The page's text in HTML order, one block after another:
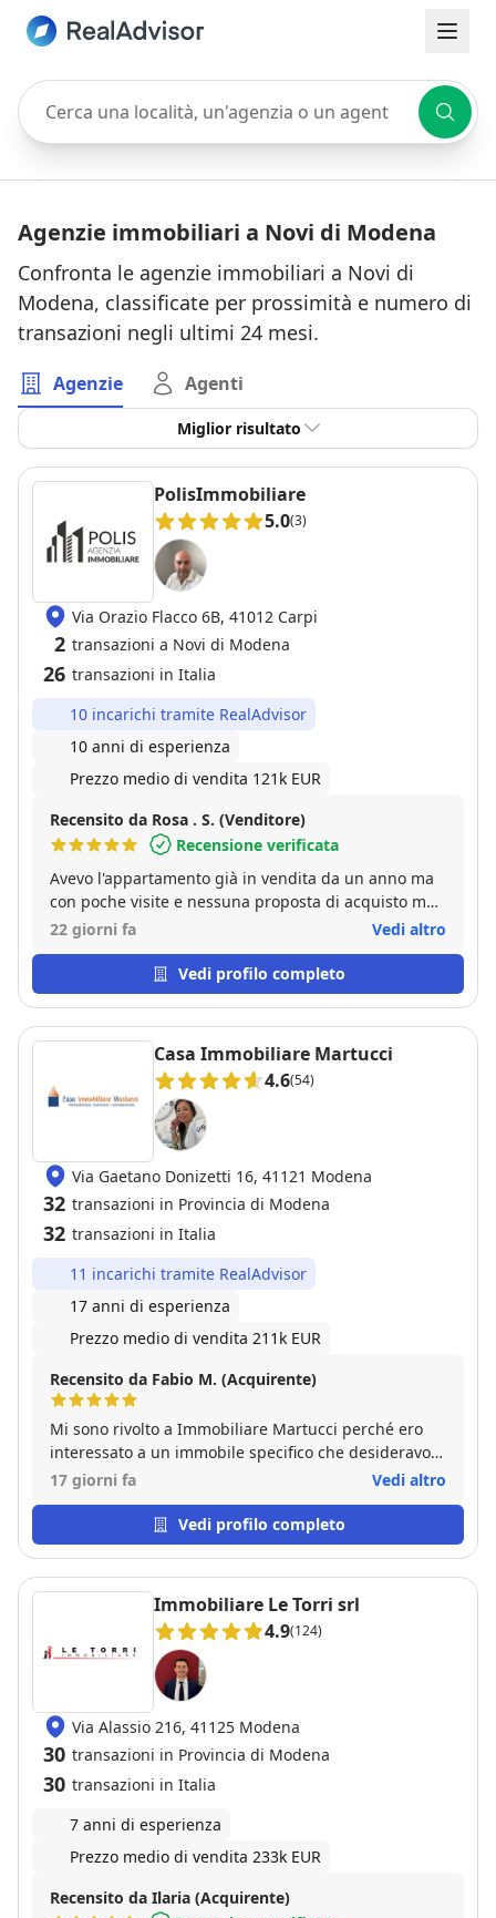
Cerca una località, un'agenzia o un agente
Agenzie immobiliari a Novi di Modena
Confronta le agenzie immobiliari a Novi di
Modena, classificate per prossimità e numero di
transazioni negli ultimi 24 mesi.
Agenzie Agenti
Miglior risultato
PolisImmobiliare
5.0(3)
Via Orazio Flacco 6B, 41012 Carpi
2 transazioni a Novi di Modena
26 transazioni in Italia
10 incarichi tramite RealAdvisor
10 anni di esperienza
Prezzo medio di vendita 121k EUR
Recensito da Rosa . S. (Venditore)
Recensione verificata
Avevo l'appartamento già in vendita da un anno ma
con poche visite e nessuna proposta di acquisto ma
avevo esigenza di vendere in tempi brevi. Poi tramite
Cristiano di Polis Immobiliare che mi ha fatto una
valutazione della casa e gli ho dato l'incarico di
venduto l'appartamento al prezzo giusto. Tra l'altro
ha seguito tutte le fasi della vendita e del mutuo
degli acquirenti fino al rogito sempre in modo
professionale. Mi sono travata davvero molto bene
con Cristiano perciò lo consiglio molto volentieri a
chi ha necessità di vendere casa. Grazie di tutto.
Rosa.
22 giorni fa Vedi altro
Vedi profilo completo
Casa Immobiliare Martucci
4.6(54)
Via Gaetano Donizetti 16, 41121 Modena
32 transazioni in Provincia di Modena
32 transazioni in Italia
11 incarichi tramite RealAdvisor
17 anni di esperienza
Prezzo medio di vendita 211k EUR
Recensito da Fabio M. (Acquirente)
Mi sono rivolto a Immobiliare Martucci perché ero
interessato a un immobile specifico che desideravo
acquistare. Il Sig. Giovanni fin dal primo momento si
gestito la trattativa con massima trasparenza, ha
chiarito ogni mio dubbio sulla documentazione e mi
intoppo. Un servizio impeccabile
17 giorni fa Vedi altro
Vedi profilo completo
Immobiliare Le Torri srl
4.9(124)
Via Alassio 216, 41125 Modena
30 transazioni in Provincia di Modena
30 transazioni in Italia
7 anni di esperienza
Prezzo medio di vendita 233k EUR
Recensito da Ilaria (Acquirente)